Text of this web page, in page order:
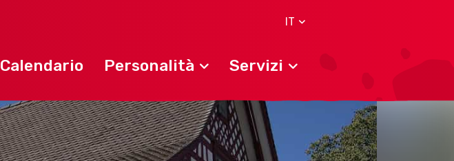
IT
Calendario Personalità Servizi